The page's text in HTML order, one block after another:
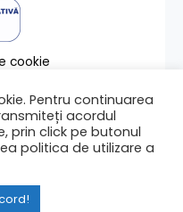
cookie
07/11/2024
Pentru continuarea
acordul
prin click pe butonul
politica de utilizare a